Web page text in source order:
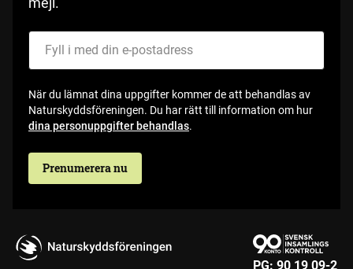
När du lämnat dina uppgifter kommer de att behandlas av
Naturskyddsföreningen. Du har rätt till information om hur
dina personuppgifter behandlas.
Prenumerera nu
PG: 90 19 09-2